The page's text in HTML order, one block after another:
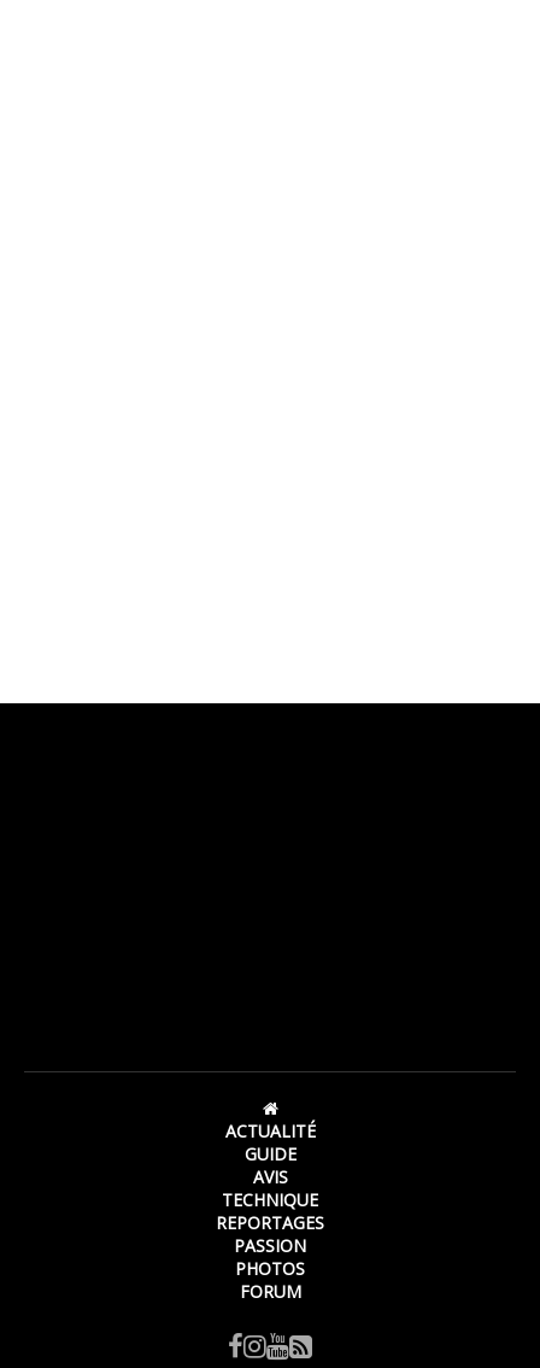
ACTUALITÉ
GUIDE
AVIS
TECHNIQUE
REPORTAGES
PASSION
PHOTOS
FORUM